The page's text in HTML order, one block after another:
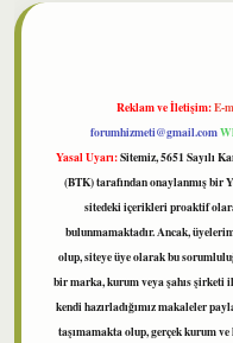
Reklam ve İletişim:E-
forumhizmeti@gmail.com
Yasal Uyarı:Sitemiz, 5651 Sayılı
(BTK) tarafından onaylanmış bir
sitedeki içerikleri proaktif
bulunmamaktadır. Ancak,
olup, siteye üye olarak bu
bir marka, kurum veya şahıs şirketi
kendi hazırladığımız makaleler
taşımamakta olup, gerçek kurum